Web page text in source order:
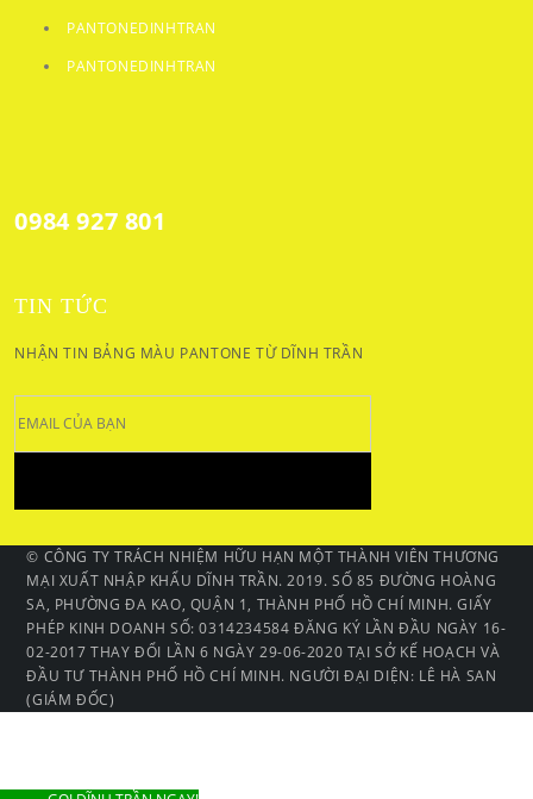
PANTONEDINHTRAN
PANTONEDINHTRAN
0984 927 801
TIN TỨC
NHẬN TIN BẢNG MÀU PANTONE TỪ DĨNH TRẦN
© CÔNG TY TRÁCH NHIỆM HỮU HẠN MỘT THÀNH VIÊN THƯƠNG
MẠI XUẤT NHẬP KHẨU DĨNH TRẦN. 2019. SỐ 85 ĐƯỜNG HOÀNG
SA, PHƯỜNG ĐA KAO, QUẬN 1, THÀNH PHỐ HỒ CHÍ MINH. GIẤY
PHÉP KINH DOANH SỐ: 0314234584 ĐĂNG KÝ LẦN ĐẦU NGÀY 16-
02-2017 THAY ĐỔI LẦN 6 NGÀY 29-06-2020 TẠI SỞ KẾ HOẠCH VÀ
ĐẦU TƯ THÀNH PHỐ HỒ CHÍ MINH. NGƯỜI ĐẠI DIỆN: LÊ HÀ SAN
(GIÁM ĐỐC)